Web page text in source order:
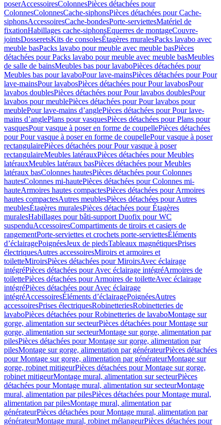
poserAccessoiresColonnesPièces détachées pour
ColonnesColonnesCache-siphonsPièces détachées pour Cache-
siphonsAccessoiresCache-bondesPorte-serviettesMatériel de
fixationHabillages cache-siphonsEquerres de montageCouvre-
jointsDosseretsKits de consolesÉtagères muralesPacks lavabo avec
meuble basPacks lavabo pour meuble avec meuble basPièces
détachées pour Packs lavabo pour meuble avec meuble basMeubles
de salle de bainsMeubles bas pour lavaboPièces détachées pour
Meubles bas pour lavaboPour lave-mainsPièces détachées pour Pour
lave-mainsPour lavabosPièces détachées pour Pour lavabosPour
lavabos doublesPièces détachées pour Pour lavabos doublesPour
lavabos pour meublePièces détachées pour Pour lavabos pour
meublePour lave-mains d’anglePièces détachées pour Pour lave-
mains d’anglePlans pour vasquesPièces détachées pour Plans pour
vasquesPour vasque à poser en forme de coupellePièces détachées
pour Pour vasque à poser en forme de coupellePour vasque à poser
rectangulairePièces détachées pour Pour vasque à poser
rectangulaireMeubles latérauxPièces détachées pour Meubles
latérauxMeubles latéraux basPièces détachées pour Meubles
latéraux basColonnes hautesPièces détachées pour Colonnes
hautesColonnes mi-hautePièces détachées pour Colonnes mi-
hauteArmoires hautes compactesPièces détachées pour Armoires
hautes compactesAutres meublesPièces détachées pour Autres
meublesÉtagères muralesPièces détachées pour Étagères
muralesHabillages pour bâti-support Duofix pour WC
suspenduAccessoiresCompartiments de tiroirs et casiers de
rangementPorte-serviettes et crochets porte-serviettesÉléments
d’éclairagePoignéesJeux de piedsTableaux magnétiquesPrises
électriquesAutres accessoiresMiroirs et armoires et
toiletteMiroirsPièces détachées pour MiroirsAvec éclairage
intégréPièces détachées pour Avec éclairage intégréArmoires de
toilettePièces détachées pour Armoires de toiletteAvec éclairage
intégréPièces détachées pour Avec éclairage
intégréAccessoiresÉléments d’éclairagePoignéesAutres
accessoiresPrises électriquesRobinetteriesRobinetteries de
lavaboPièces détachées pour Robinetteries de lavaboMontage sur
gorge, alimentation sur secteurPièces détachées pour Montage sur
gorge, alimentation sur secteurMontage sur gorge, alimentation par
pilesPièces détachées pour Montage sur gorge, alimentation par
pilesMontage sur gorge, alimentation par générateurPièces détachées
pour Montage sur gorge, alimentation par générateurMontage sur
gorge, robinet mitigeurPièces détachées pour Montage sur gorge,
robinet mitigeurMontage mural, alimentation sur secteurPièces
détachées pour Montage mural, alimentation sur secteurMontage
mural, alimentation par pilesPièces détachées pour Montage mural,
alimentation par pilesMontage mural, alimentation par
générateurPièces détachées pour Montage mural, alimentation par
générateurMontage mural, robinet mélangeurPièces détachées pour